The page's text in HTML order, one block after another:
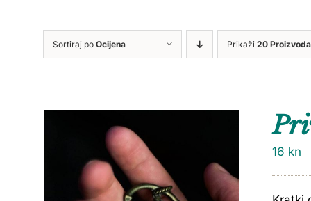
Sortiraj po Ocijena Prikaži 20 Proizvoda
16 kn